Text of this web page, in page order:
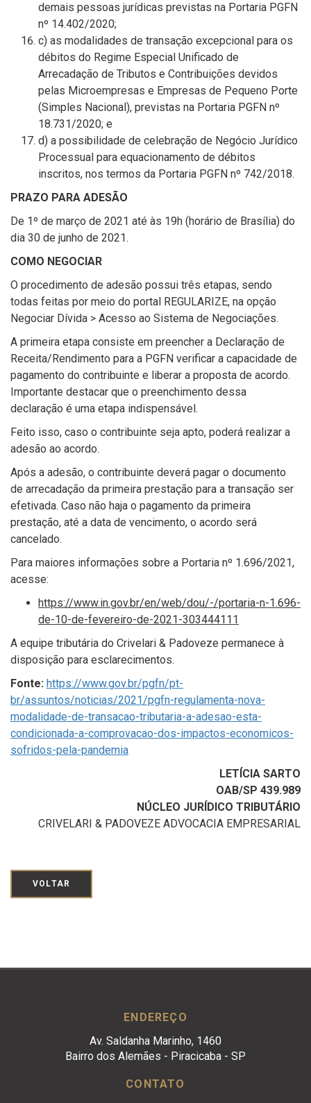
demais pessoas jurídicas previstas na Portaria PGFN
nº 14.402/2020;
c) as modalidades de transação excepcional para os
débitos do Regime Especial Unificado de
Arrecadação de Tributos e Contribuições devidos
pelas Microempresas e Empresas de Pequeno Porte
(Simples Nacional), previstas na Portaria PGFN nº
18.731/2020; e
d) a possibilidade de celebração de Negócio Jurídico
Processual para equacionamento de débitos
inscritos, nos termos da Portaria PGFN nº 742/2018.
PRAZO PARA ADESÃO
De 1º de março de 2021 até às 19h (horário de Brasília) do
dia 30 de junho de 2021.
COMO NEGOCIAR
O procedimento de adesão possui três etapas, sendo
todas feitas por meio do portal REGULARIZE, na opção
Negociar Dívida > Acesso ao Sistema de Negociações.
A primeira etapa consiste em preencher a Declaração de
Receita/Rendimento para a PGFN verificar a capacidade de
pagamento do contribuinte e liberar a proposta de acordo.
Importante destacar que o preenchimento dessa
declaração é uma etapa indispensável.
Feito isso, caso o contribuinte seja apto, poderá realizar a
adesão ao acordo.
Após a adesão, o contribuinte deverá pagar o documento
de arrecadação da primeira prestação para a transação ser
efetivada. Caso não haja o pagamento da primeira
prestação, até a data de vencimento, o acordo será
cancelado.
Para maiores informações sobre a Portaria nº 1.696/2021,
acesse:
https://www.in.gov.br/en/web/dou/-/portaria-n-1.696-
de-10-de-fevereiro-de-2021-303444111
A equipe tributária do Crivelari & Padoveze permanece à
disposição para esclarecimentos.
Fonte: https://www.gov.br/pgfn/pt-
br/assuntos/noticias/2021/pgfn-regulamenta-nova-
modalidade-de-transacao-tributaria-a-adesao-esta-
condicionada-a-comprovacao-dos-impactos-economicos-
sofridos-pela-pandemia
LETÍCIA SARTO
OAB/SP 439.989
NÚCLEO JURÍDICO TRIBUTÁRIO
CRIVELARI & PADOVEZE ADVOCACIA EMPRESARIAL
VOLTAR
ENDEREÇO
Av. Saldanha Marinho, 1460
Bairro dos Alemães - Piracicaba - SP
CONTATO